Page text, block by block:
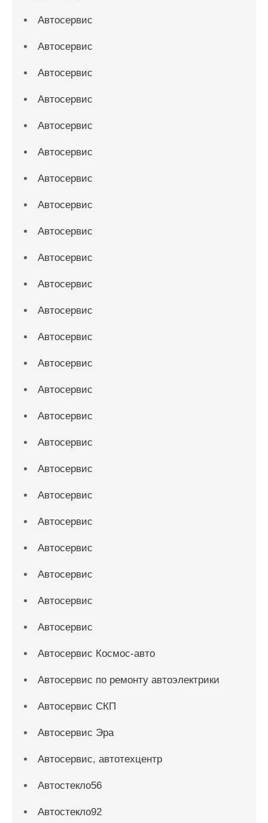
Автосервис
Автосервис
Автосервис
Автосервис
Автосервис
Автосервис
Автосервис
Автосервис
Автосервис
Автосервис
Автосервис
Автосервис
Автосервис
Автосервис
Автосервис
Автосервис
Автосервис
Автосервис
Автосервис
Автосервис
Автосервис
Автосервис
Автосервис
Автосервис
Автосервис Космос-авто
Автосервис по ремонту автоэлектрики
Автосервис СКП
Автосервис Эра
Автосервис, автотехцентр
Автостекло56
Автостекло92